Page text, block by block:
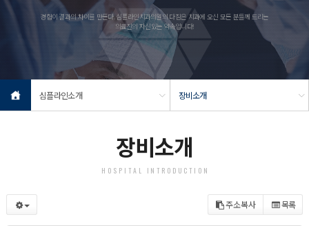
경험이 결과의 차이를 만든다. 심플라인치과의원의 다짐은 치과에 오신 모든 분들께 드리는
의료진의 자신있는 약속입니다!
심플라인소개 장비소개
장비소개
HOSPITAL INTRODUCTION
주소복사 목록